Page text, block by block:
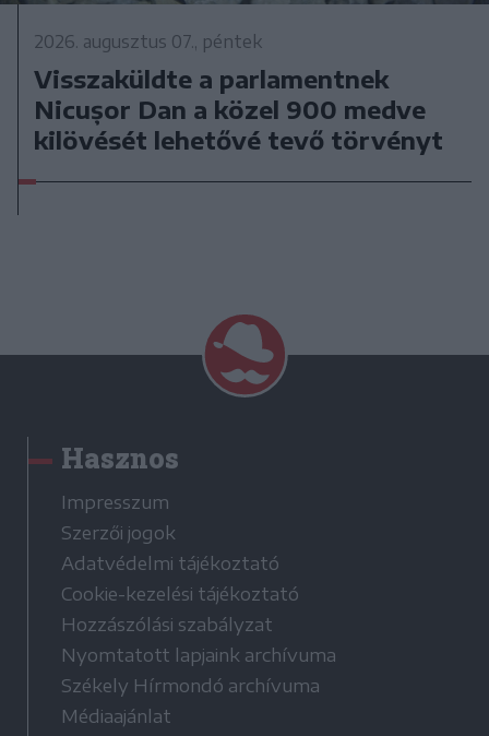
2026. augusztus 07., péntek
Visszaküldte a parlamentnek
Nicușor Dan a közel 900 medve
kilövését lehetővé tevő törvényt
Hasznos
Impresszum
Szerzői jogok
Adatvédelmi tájékoztató
Cookie-kezelési tájékoztató
Hozzászólási szabályzat
Nyomtatott lapjaink archívuma
Székely Hírmondó archívuma
Médiaajánlat